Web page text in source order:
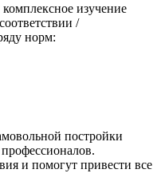
комплексное изучение
/
норм:
постройки
и помогут привести все